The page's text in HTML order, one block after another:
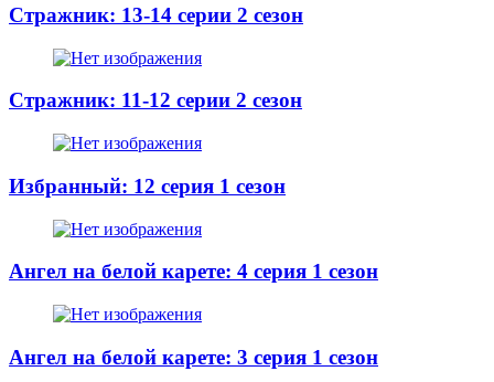
Стражник: 13-14 серии 2 сезон
Стражник: 11-12 серии 2 сезон
Избранный: 12 серия 1 сезон
Ангел на белой карете: 4 серия 1 сезон
Ангел на белой карете: 3 серия 1 сезон